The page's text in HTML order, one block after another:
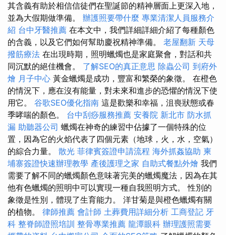
其含義有助於相信信徒們在聖誕節的精神層面上更深入地，
並為大假期做準備。 辦護照要帶什麼 專業清潔人員服務介
紹 台中牙醫推薦 在本文中，我們詳細詳細介紹了每種顏色
的含義，以及它們如何幫助慶祝精神準備。 老屋翻新 天母
撥筋療法 在出現時期，照明蠟燭也是家庭聚會，對話和共
同沉默的絕佳機會。 了解SEO的真正意思 除蟲公司 到府外
燴 月子中心 黃金蠟燭是成功，豐富和繁榮的象徵。 在橙色
的情況下，應在沒有能量，對未來和進步的恐懼的情況下使
用它。 谷歌SEO優化指南 這是歡樂和幸福，沮喪狀態或春
季哮喘的顏色。 台中刮痧服務推薦 安養院 新北市 防水抓
漏 助聽器公司 蠟燭在神奇的練習中佔據了一個特殊的位
置，因為它的火焰代表了四個元素（地球，火，水，空氣）
的綜合力量。 散光 菲律賓簽證申請流程 海外抓姦協助 柬
埔寨簽證快速辦理教學 產後護理之家 自助式餐點外燴 我們
需要了解不同的蠟燭顏色意味著完美的蠟燭魔法，因為在其
他有色蠟燭的照明中可以實現一種自我照明方式。 性別的
象徵是性別，體現了生育能力。 洋甘菊是與橙色蠟燭有關
的植物。 律師推薦 會計師 土葬費用詳細分析 工商登記 牙
科 整脊師證照培訓 整骨專業推薦 龍潭眼科 辦理護照需要